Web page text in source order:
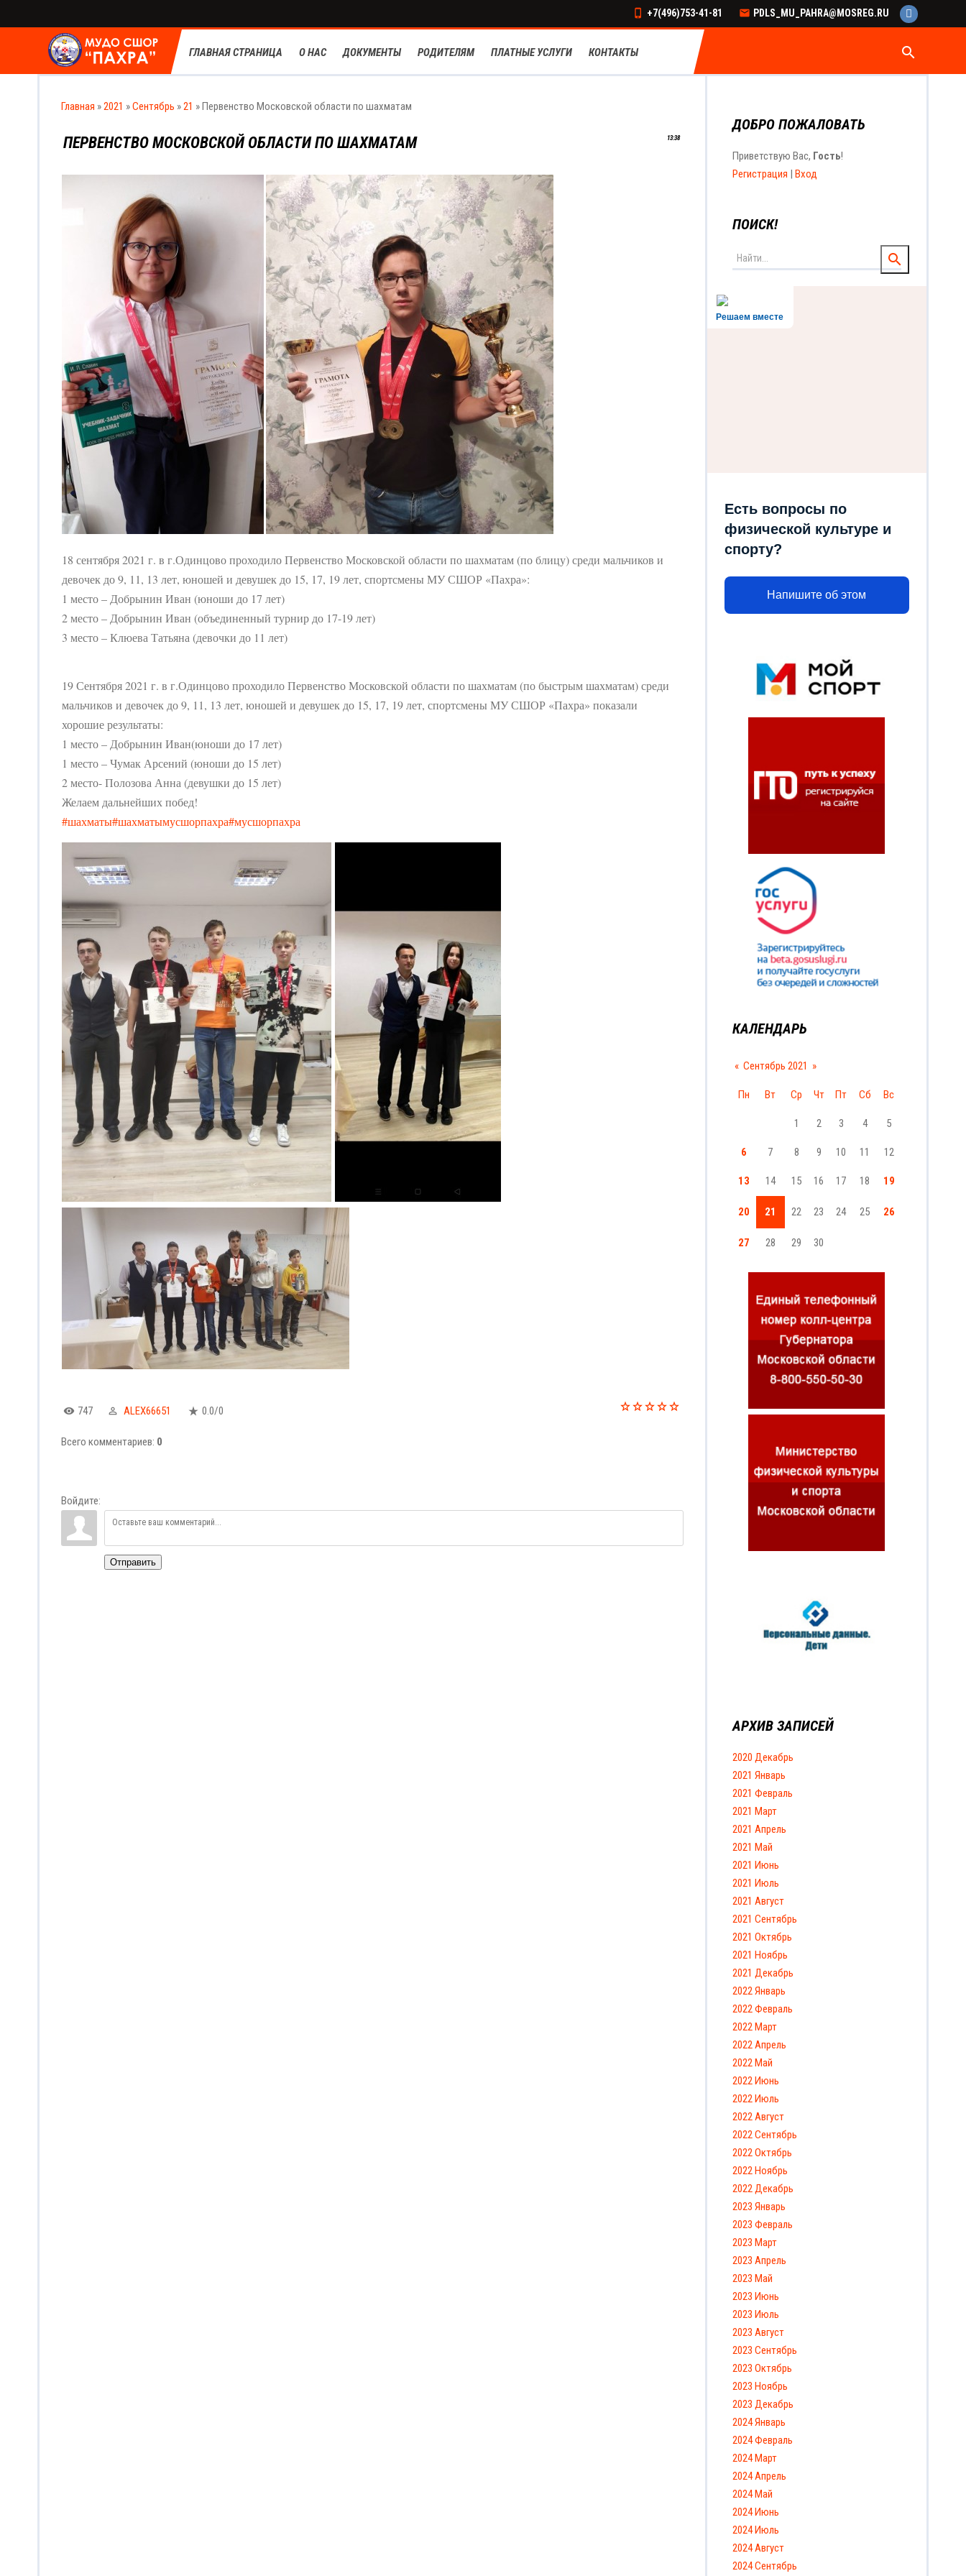
+7(496)753-41-81 PDLS_MU_PAHRA@MOSREG.RU
ГЛАВНАЯ СТРАНИЦА О НАС ДОКУМЕНТЫ РОДИТЕЛЯМ ПЛАТНЫЕ УСЛУГИ КОНТАКТЫ search
Главная »2021 »Сентябрь »21 » Первенство Московской области по шахматам
13:38
ПЕРВЕНСТВО МОСКОВСКОЙ ОБЛАСТИ ПО ШАХМАТАМ
18 сентября 2021 г. в г.Одинцово проходило Первенство Московской области по шахматам (по блицу) среди мальчиков и
девочек до 9, 11, 13 лет, юношей и девушек до 15, 17, 19 лет, спортсмены МУ СШОР «Пахра»:
1 место – Добрынин Иван (юноши до 17 лет)
2 место – Добрынин Иван (объединенный турнир до 17-19 лет)
3 место – Клюева Татьяна (девочки до 11 лет)
19 Сентября 2021 г. в г.Одинцово проходило Первенство Московской области по шахматам (по быстрым шахматам) среди
мальчиков и девочек до 9, 11, 13 лет, юношей и девушек до 15, 17, 19 лет, спортсмены МУ СШОР «Пахра» показали
хорошие результаты:
1 место – Добрынин Иван(юноши до 17 лет)
1 место – Чумак Арсений (юноши до 15 лет)
2 место- Полозова Анна (девушки до 15 лет)
Желаем дальнейших побед!
#шахматы#шахматымусшорпахра#мусшорпахра
747 ALEX66651 0.0/0
Всего комментариев: 0
Войдите:
Отправить
ДОБРО ПОЖАЛОВАТЬ
Приветствую Вас, Гость!
Регистрация | Вход
ПОИСК!
Решаем вместе
Есть вопросы по
физической культуре и
спорту?
Напишите об этом
КАЛЕНДАРЬ
« Сентябрь 2021 »
Пн Вт Ср Чт Пт Сб Вс
1 2 3 4 5
6 7 8 9 10 11 12
13 14 15 16 17 18 19
20 21 22 23 24 25 26
27 28 29 30
АРХИВ ЗАПИСЕЙ
2020 Декабрь
2021 Январь
2021 Февраль
2021 Март
2021 Апрель
2021 Май
2021 Июнь
2021 Июль
2021 Август
2021 Сентябрь
2021 Октябрь
2021 Ноябрь
2021 Декабрь
2022 Январь
2022 Февраль
2022 Март
2022 Апрель
2022 Май
2022 Июнь
2022 Июль
2022 Август
2022 Сентябрь
2022 Октябрь
2022 Ноябрь
2022 Декабрь
2023 Январь
2023 Февраль
2023 Март
2023 Апрель
2023 Май
2023 Июнь
2023 Июль
2023 Август
2023 Сентябрь
2023 Октябрь
2023 Ноябрь
2023 Декабрь
2024 Январь
2024 Февраль
2024 Март
2024 Апрель
2024 Май
2024 Июнь
2024 Июль
2024 Август
2024 Сентябрь